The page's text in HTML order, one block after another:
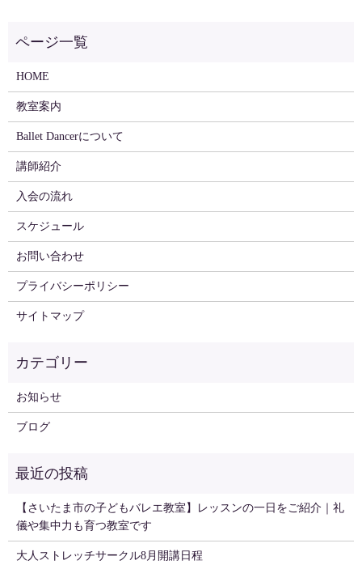
HOME
教室案内
Ballet Dancerについて
講師紹介
入会の流れ
スケジュール
お問い合わせ
プライバシーポリシー
サイトマップ
お知らせ
ブログ
【さいたま市の子どもバレエ教室】レッスンの一日をご紹介｜礼
儀や集中力も育つ教室です
大人ストレッチサークル8月開講日程